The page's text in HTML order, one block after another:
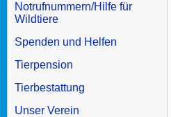
Notrufnummern/Hilfe für
Wildtiere
Spenden und Helfen
Tierpension
Tierbestattung
Unser Verein